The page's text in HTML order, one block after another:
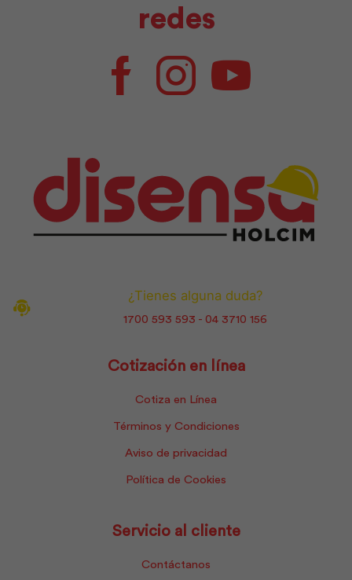
redes
FacebookInstagramYoutube
¿Tienes alguna duda?
1700 593 593 - 04 3710 156
Cotización en línea
Cotiza en Línea
Términos y Condiciones
Aviso de privacidad
Política de Cookies
Servicio al cliente
Contáctanos